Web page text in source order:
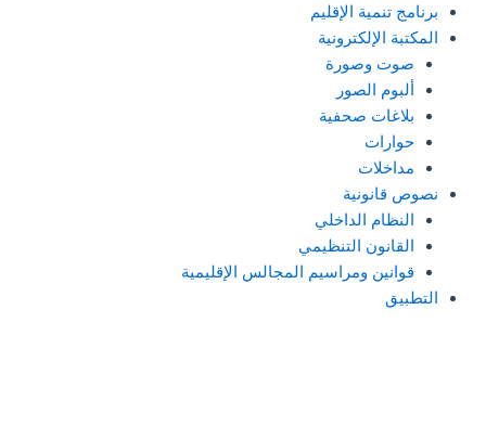
برنامج تنمية الإقليم
المكتبة الإلكترونية
صوت وصورة
ألبوم الصور
بلاغات صحفية
حوارات
مداخلات
نصوص قانونية
النظام الداخلي
القانون التنظيمي
قوانين ومراسيم المجالس الإقليمية
التطبيق